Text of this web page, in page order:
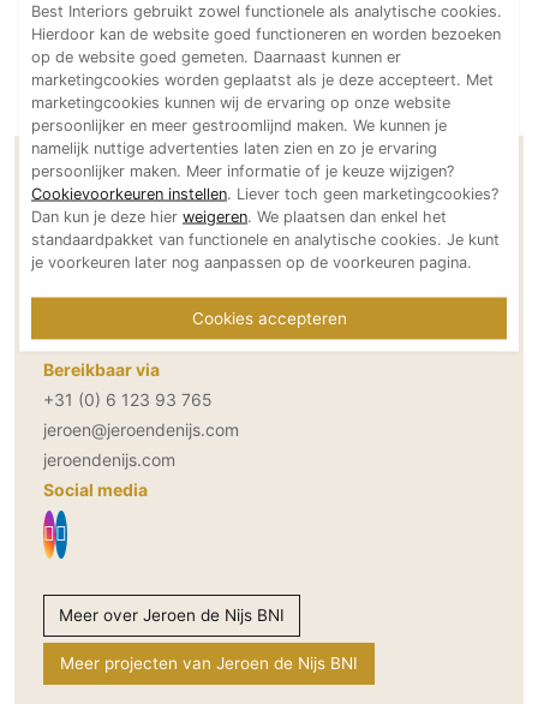
Leer
Schilderwerk
Stucwerk
Spuitwerk
Technologie
Audio/Video
Thuisbioscoop
Domotica
Mirror TV
Fitnessapparatuur
Wifi
Overig
Aannemers Interieur
Akoestiek
Wellness
Wijnkelder en wijnkasten
Contactgegevens Jeroen de Nijs BNI
Adresgegevens
1013 TN Amsterdam
NL
Bereikbaar via
+31 (0) 6 123 93 765
jeroen@jeroendenijs.com
jeroendenijs.com
Social media
Meer over Jeroen de Nijs BNI
Meer projecten van Jeroen de Nijs BNI
Best Interiors gebruikt zowel functionele als analytische cookies.
Hierdoor kan de website goed functioneren en worden bezoeken
op de website goed gemeten. Daarnaast kunnen er
marketingcookies worden geplaatst als je deze accepteert. Met
marketingcookies kunnen wij de ervaring op onze website
persoonlijker en meer gestroomlijnd maken. We kunnen je
namelijk nuttige advertenties laten zien en zo je ervaring
persoonlijker maken. Meer informatie of je keuze wijzigen?
Cookievoorkeuren instellen. Liever toch geen marketingcookies?
Dan kun je deze hier weigeren. We plaatsen dan enkel het
standaardpakket van functionele en analytische cookies. Je kunt
je voorkeuren later nog aanpassen op de voorkeuren pagina.
Cookies accepteren